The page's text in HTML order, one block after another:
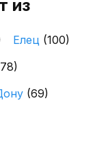
из
Елец (100)
(69)